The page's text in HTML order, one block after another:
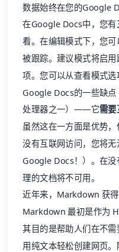
数据始终在您的Google
在Google Docs中，您有
看。在编辑模式下，您
被跟踪。建议模式将启
项。您可以从查看模式选
Google Docs的一些缺
处理器之一）——它需要
虽然这在一方面是优势，
没有互联网访问，您将
Google Docs！）。在
理的文档将不可用。
近年来，Markdown 获得
Markdown 最初是作为
其目的是帮助人们在不
用纯文本轻松创建网页